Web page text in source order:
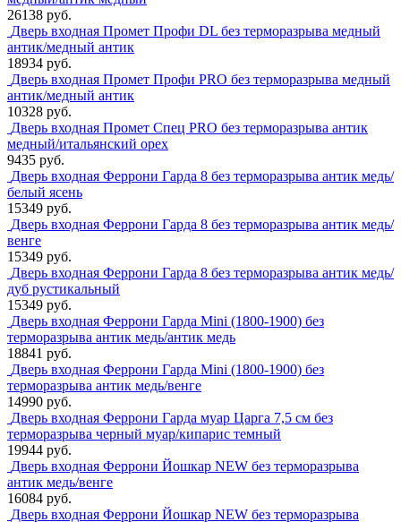
26138 руб.
Дверь входная Промет Профи DL без терморазрыва медный
антик/медный антик
18934 руб.
Дверь входная Промет Профи PRO без терморазрыва медный
антик/медный антик
10328 руб.
Дверь входная Промет Спец PRO без терморазрыва антик
медный/итальянский орех
9435 руб.
Дверь входная Феррони Гарда 8 без терморазрыва антик медь/
белый ясень
15349 руб.
Дверь входная Феррони Гарда 8 без терморазрыва антик медь/
венге
15349 руб.
Дверь входная Феррони Гарда 8 без терморазрыва антик медь/
дуб рустикальный
15349 руб.
Дверь входная Феррони Гарда Mini (1800-1900) без
терморазрыва антик медь/антик медь
18841 руб.
Дверь входная Феррони Гарда Mini (1800-1900) без
терморазрыва антик медь/венге
14990 руб.
Дверь входная Феррони Гарда муар Царга 7,5 см без
терморазрыва черный муар/кипарис темный
19944 руб.
Дверь входная Феррони Йошкар NEW без терморазрыва
антик медь/венге
16084 руб.
Дверь входная Феррони Йошкар NEW без терморазрыва